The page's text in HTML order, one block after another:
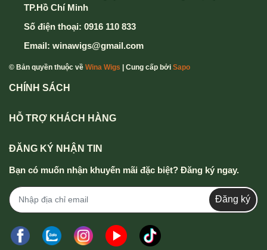
TP.Hồ Chí Minh
Số điện thoại: 0916 110 833
Email: winawigs@gmail.com
© Bản quyền thuộc về Wina Wigs | Cung cấp bởi Sapo
CHÍNH SÁCH
HỖ TRỢ KHÁCH HÀNG
ĐĂNG KÝ NHẬN TIN
Bạn có muốn nhận khuyến mãi đặc biệt? Đăng ký ngay.
Đăng ký